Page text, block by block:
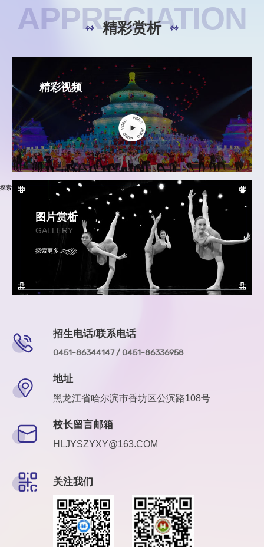
APPRECIATION
精彩赏析
精彩视频
探索更多
图片赏析
GALLERY
探索更多
招生电话/联系电话
0451-86344147 / 0451-86336958
地址
黑龙江省哈尔滨市香坊区公滨路108号
校长留言邮箱
HLJYSZYXY@163.COM
关注我们